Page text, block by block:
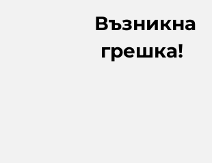
Възникна
грешка!